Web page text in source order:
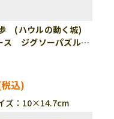
(ハウルの動く城)
ス ジグソーパズル
ズ：10×14.7cm